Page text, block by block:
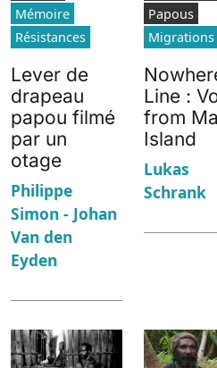
Mémoire
Résistances
Lever de
drapeau
papou filmé
par un
otage
Philippe
Simon - Johan
Van den
Eyden
Papous
Migrations
Line :
from
Island
Lukas
Schrank